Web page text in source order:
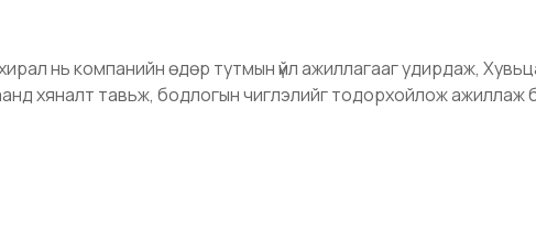
нь компанийн өдөр тутмын үйл ажиллагааг удирдаж,
хяналт тавьж, бодлогын чиглэлийг тодорхойлож ажиллаж